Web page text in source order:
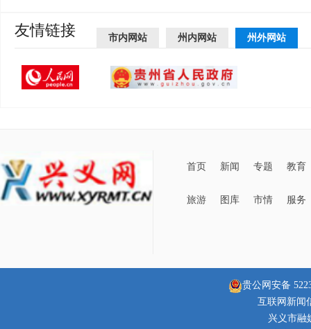
友情链接 市内网站 州内网站 州外网站
首页 新闻 专题 教育
旅游 图库 市情 服务
贵公网安备
互联网新闻
兴义市融